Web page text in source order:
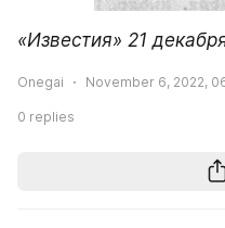
«Известия» 21
Onegai November 6, 2022,
0 replies